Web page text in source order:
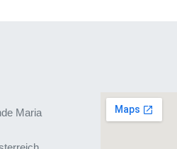
Maria